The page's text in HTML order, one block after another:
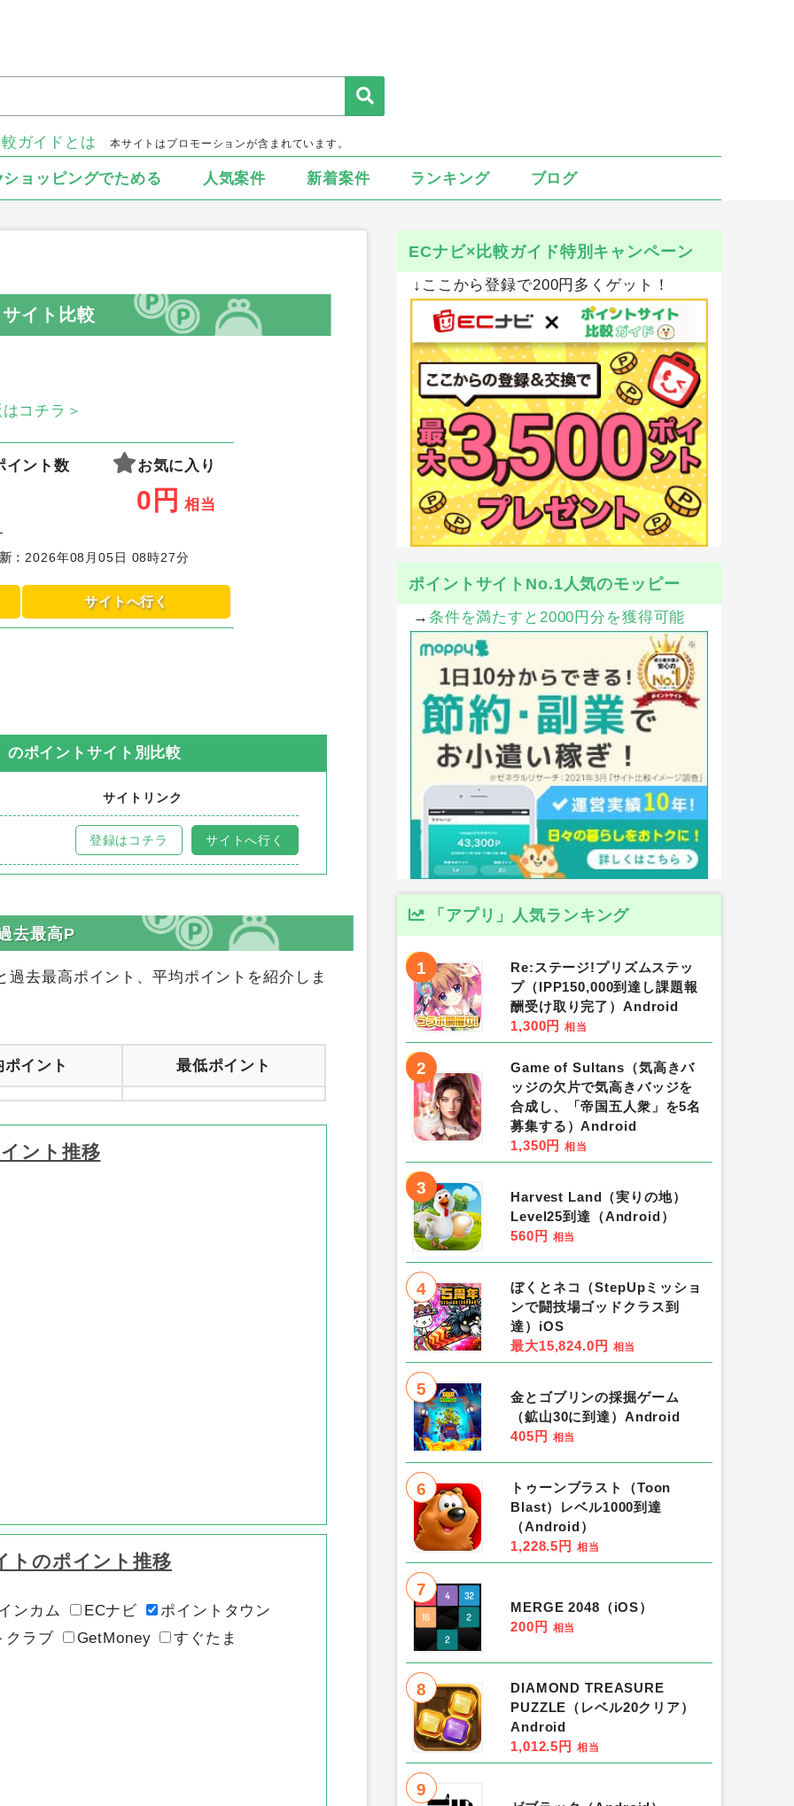
ガイドとは 本サイトはプロモーションが含まれています。
ショッピングでためる 人気案件 新着案件 ランキング ブログ
イト比較
コチラ＞
イント数 お気に入り
0 円 相当
-
： 2026年08月05日 08時27分
サイトへ行く
のポイントサイト別比較
サイトリンク
登録はコチラ サイトへ行く
去最高P
過去最高ポイント、平均ポイントを紹介しま
ポイント 最低ポイント
ント推移
トのポイント推移
ンカム ECナビ
ポイントタウン
クラブ GetMoney
すぐたま
ECナビ×比較ガイド特別キャンペーン
↓ここから登録で200円多くゲット！
ポイントサイトNo.1人気のモッピー
→ 条件を満たすと2000円分を獲得可能
「アプリ」人気ランキング
1
Re:ステージ!プリズムステッ
プ（IPP150,000到達し課題報
酬受け取り完了）Android
1,300円 相当
2
Game of Sultans（気高きバ
ッジの欠片で気高きバッジを
合成し、「帝国五人衆」を5名
募集する）Android
1,350円 相当
3
Harvest Land（実りの地）
Level25到達（Android）
560円 相当
4
ぼくとネコ（StepUpミッショ
ンで闘技場ゴッドクラス到
達）iOS
最大15,824.0円 相当
5
金とゴブリンの採掘ゲーム
（鉱山30に到達）Android
405円 相当
6
トゥーンブラスト（Toon
Blast）レベル1000到達
（Android）
1,228.5円 相当
7
MERGE 2048（iOS）
200円 相当
8
DIAMOND TREASURE
PUZZLE（レベル20クリア）
Android
1,012.5円 相当
9